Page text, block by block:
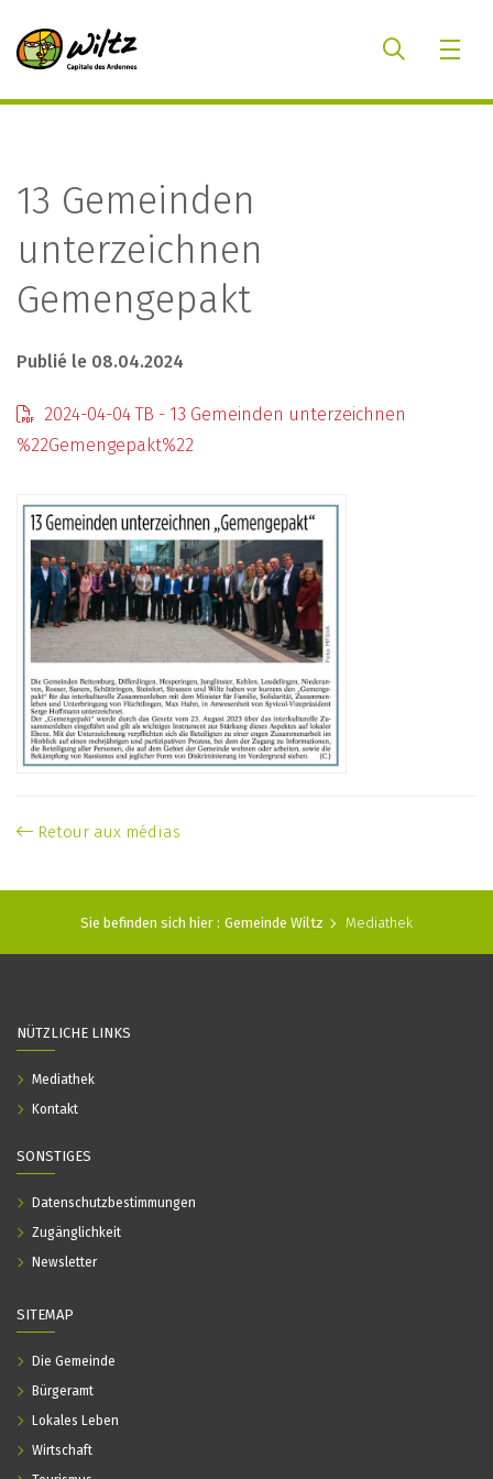
13 Gemeinden
unterzeichnen
Gemengepakt
Publié le 08.04.2024
2024-04-04 TB - 13 Gemeinden unterzeichnen
%22Gemengepakt%22
Retour aux médias
Sie befinden sich hier : Gemeinde Wiltz Mediathek
SITEMAP
Die Gemeinde
Bürgeramt
Lokales Leben
Wirtschaft
NÜTZLICHE LINKS
Mediathek
Kontakt
SONSTIGES
Datenschutzbestimmungen
Zugänglichkeit
Newsletter